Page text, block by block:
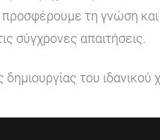
τη γνώση
σύγχρονες απαιτήσεις.
του ιδανικού